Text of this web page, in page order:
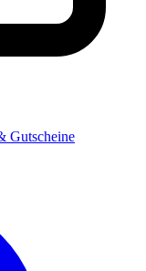
Gutscheine